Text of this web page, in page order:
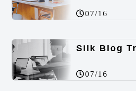
07/16
Silk Blog Tr
07/16